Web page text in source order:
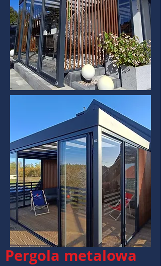
Pergola metalowa